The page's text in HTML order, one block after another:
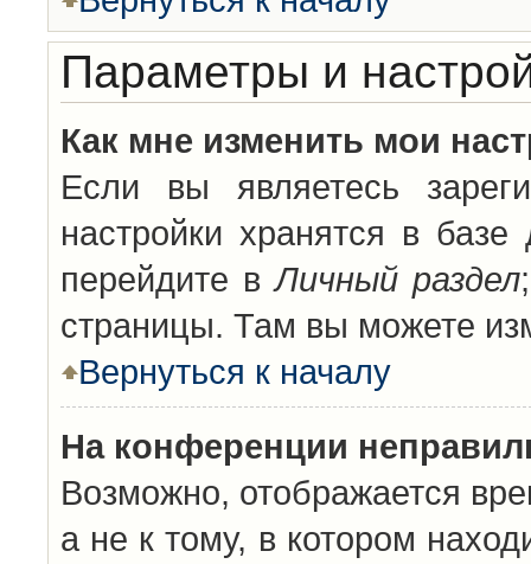
Параметры и
Как мне изменить мои
Если вы являетесь
настройки хранятся в
перейдите вЛичный раздел
страницы. Там вы можете
Вернуться к началу
На конференции
Возможно, отображается
а не к тому, в котором